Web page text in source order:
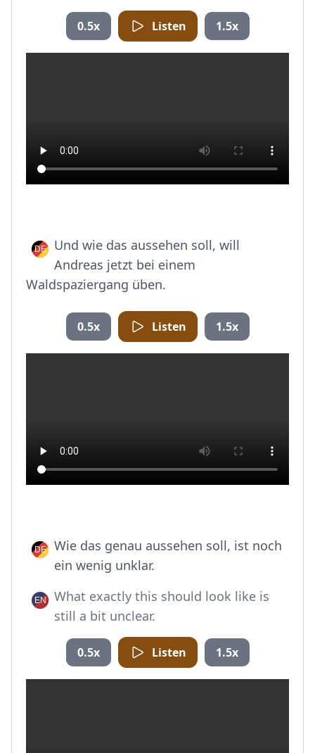
0.5x Listen 1.5x
Und wie das aussehen soll, will
Andreas jetzt bei einem
Waldspaziergang üben.
0.5x Listen 1.5x
Wie das genau aussehen soll, ist noch
ein wenig unklar.
What exactly this should look like is
still a bit unclear.
0.5x Listen 1.5x